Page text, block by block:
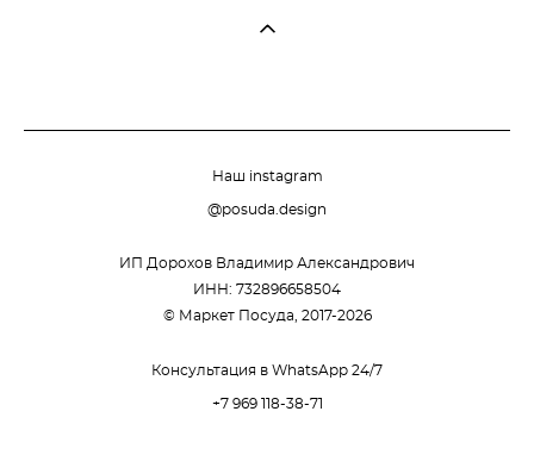
Наш instagram
@posuda.design
ИП Дорохов Владимир Александрович
ИНН: 732896658504
© Маркет Посуда, 2017-2026
Консультация в WhatsApp 24/7
+7 969 118-38-71